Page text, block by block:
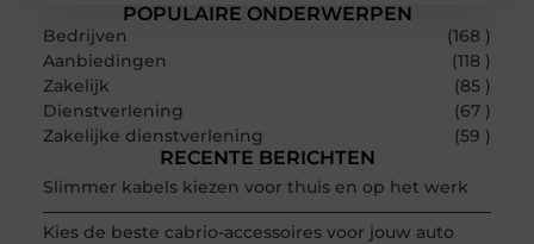
POPULAIRE ONDERWERPEN
Bedrijven
(168 )
Aanbiedingen
(118 )
Zakelijk
(85 )
Dienstverlening
(67 )
Zakelijke dienstverlening
(59 )
RECENTE BERICHTEN
Slimmer kabels kiezen voor thuis en op het werk
Kies de beste cabrio-accessoires voor jouw auto